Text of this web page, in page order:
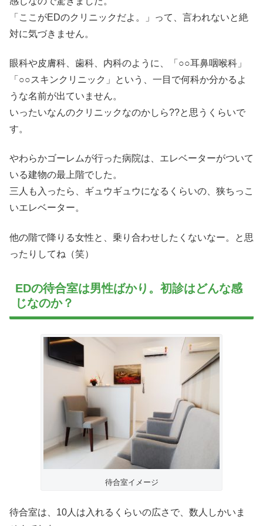
「ここがEDのクリニックだよ。」って、言われないと絶
対に気づきません。
眼科や皮膚科、歯科、内科のように、「○○耳鼻咽喉科」
「○○スキンクリニック」という、一目で何科か分かるよ
うな名前が出ていません。
いったいなんのクリニックなのかしら??と思うくらいで
す。
やわらかゴーレムが行った病院は、エレベーターがついて
いる建物の最上階でした。
三人も入ったら、ギュウギュウになるくらいの、狭ちっこ
いエレベーター。
他の階で降りる女性と、乗り合わせしたくないなー。と思
ったりしてね（笑）
EDの待合室は男性ばかり。初診はどんな感
じなのか？
待合室イメージ
待合室は、10人は入れるくらいの広さで、数人しかいま